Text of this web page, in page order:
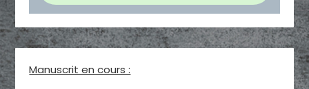
Manuscrit en cours :